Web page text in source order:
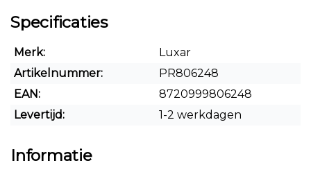
Specificaties
Merk:
Luxar
Artikelnummer:
PR806248
EAN:
8720999806248
Levertijd:
1-2 werkdagen
Informatie